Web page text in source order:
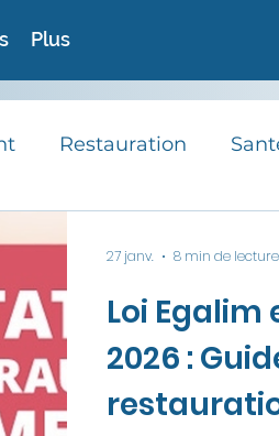
Plus
Restauration
Loi Egalim
2026 :
27 janv. 8 min de lecture